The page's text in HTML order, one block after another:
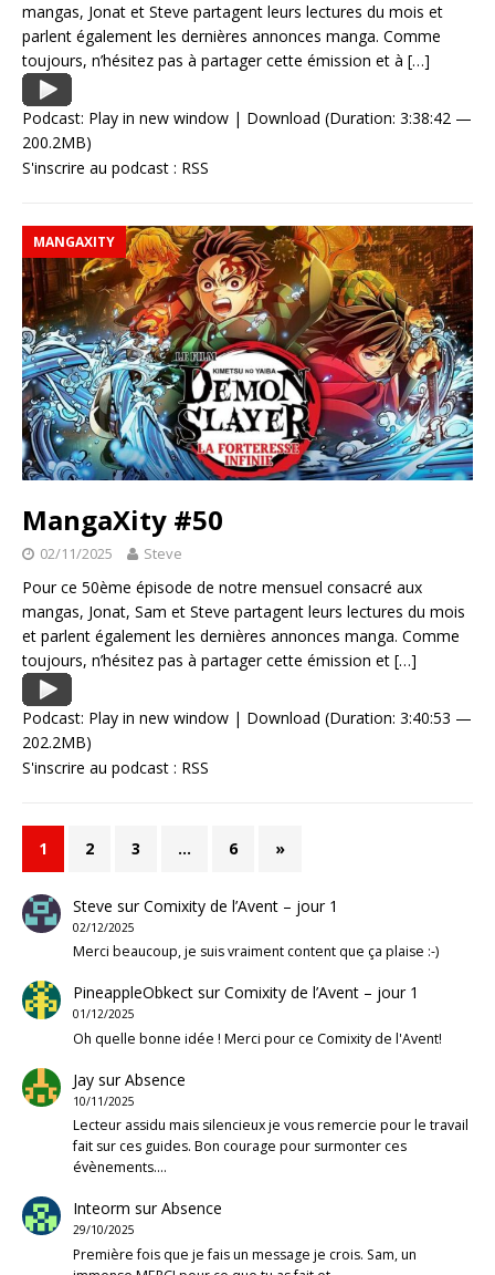
mangas, Jonat et Steve partagent leurs lectures du mois et
parlent également les dernières annonces manga. Comme
toujours, n’hésitez pas à partager cette émission et à […]
Podcast: Play in new window | Download (Duration: 3:38:42 —
200.2MB)
S'inscrire au podcast : RSS
MANGAXITY
MangaXity #50
02/11/2025 Steve
Pour ce 50ème épisode de notre mensuel consacré aux
mangas, Jonat, Sam et Steve partagent leurs lectures du mois
et parlent également les dernières annonces manga. Comme
toujours, n’hésitez pas à partager cette émission et […]
Podcast: Play in new window | Download (Duration: 3:40:53 —
202.2MB)
S'inscrire au podcast : RSS
1 2 3 … 6 »
Steve surComixity de l’Avent – jour 1
02/12/2025
Merci beaucoup, je suis vraiment content que ça plaise :-)
PineappleObkectsurComixity de l’Avent – jour 1
01/12/2025
Oh quelle bonne idée ! Merci pour ce Comixity de l'Avent!
JaysurAbsence
10/11/2025
Lecteur assidu mais silencieux je vous remercie pour le travail
fait sur ces guides. Bon courage pour surmonter ces
évènements.…
Inteorm surAbsence
29/10/2025
Première fois que je fais un message je crois. Sam, un